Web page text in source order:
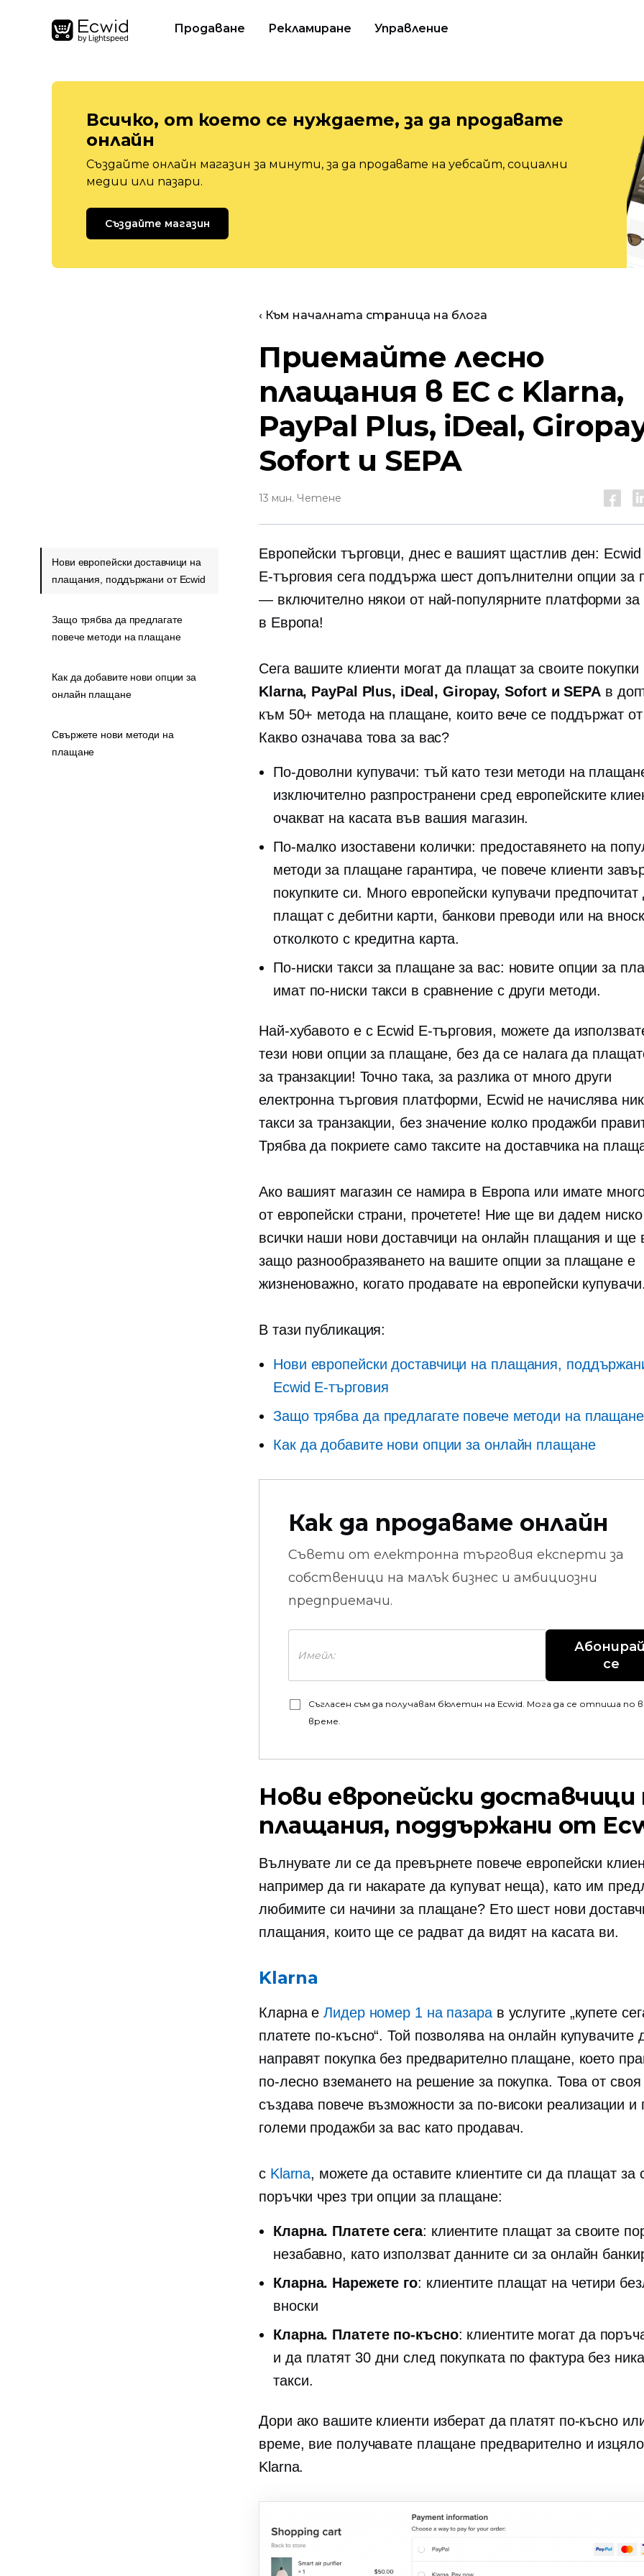
Продаване Рекламиране Управление
Всичко, от което се нуждаете, за да продавате
онлайн
Създайте онлайн магазин за минути, за да продавате на уебсайт, социални
медии или пазари.
Създайте магазин
‹ Към началната страница на блога
Приемайте лесно
плащания в ЕС с Klarna,
PayPal Plus, iDeal,
Sofort и SEPA
13 мин. Четене
Европейски търговци, днес е вашият щастлив ден: Ecwid
E-търговия сега поддържа шест допълнителни опции за
— включително някои от най-популярните платформи
в Европа!
Сега вашите клиенти могат да плащат за своите покупки
Klarna, PayPal Plus, iDeal, Giropay, Sofort и SEPA в
към 50+ метода на плащане, които вече се поддържат
Какво означава това за вас?
По-доволни купувачи: тъй като тези методи на
изключително разпространени сред европейските
очакват на касата във вашия магазин.
По-малко изоставени колички: предоставянето на
методи за плащане гарантира, че повече клиенти
покупките си. Много европейски купувачи предпочитат
плащат с дебитни карти, банкови преводи или на
отколкото с кредитна карта.
По-ниски такси за плащане за вас: новите опции за
имат по-ниски такси в сравнение с други методи.
Най-хубавото е с Ecwid Е-търговия, можете да
тези нови опции за плащане, без да се налага да
за транзакции! Точно така, за разлика от много други
електронна търговия платформи, Ecwid не начислява
такси за транзакции, без значение колко продажби
Трябва да покриете само таксите на доставчика на
Ако вашият магазин се намира в Европа или имате
от европейски страни, прочетете! Ние ще ви дадем
всички наши нови доставчици на онлайн плащания и ще
защо разнообразяването на вашите опции за плащане е
жизненоважно, когато продавате на европейски
В тази публикация:
Нови европейски доставчици на плащания,
Ecwid E-търговия
Защо трябва да предлагате повече методи на плащане
Как да добавите нови опции за онлайн плащане
Как да продаваме онлайн
Съвети от електронна търговия експерти за
собственици на малък бизнес и амбициозни
предприемачи.
се
Съгласен съм да получавам бюлетин на Ecwid. Мога да се отпиша по
време.
Нови европейски доставчици
плащания, поддържани от
Вълнувате ли се да превърнете повече европейски
например да ги накарате да купуват неща), като им
любимите си начини за плащане? Ето шест нови
плащания, които ще се радват да видят на касата ви.
Klarna
Кларна еЛидер номер 1 на пазарав услугите „купете
платете по-късно“. Той позволява на онлайн купувачите
направят покупка без предварително плащане, което
по-лесно вземането на решение за покупка. Това от своя
създава повече възможности за по-високи реализации и
големи продажби за вас като продавач.
с Klarna, можете да оставите клиентите си да плащат за
поръчки чрез три опции за плащане:
Кларна. Платете сега: клиентите плащат за своите
незабавно, като използват данните си за онлайн
Кларна. Нарежете го: клиентите плащат на четири
вноски
Кларна. Платете по-късно: клиентите могат да
и да платят 30 дни след покупката по фактура без
такси.
Дори ако вашите клиенти изберат да платят по-късно
време, вие получавате плащане предварително и
Klarna.
Нови европейски доставчици на
плащания, поддържани от Ecwid
Защо трябва да предлагате
повече методи на плащане
Как да добавите нови опции за
онлайн плащане
Свържете нови методи на
плащане